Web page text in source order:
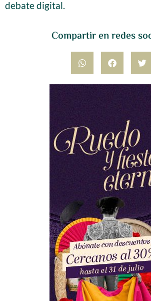
Compartir en redes
debate digital.